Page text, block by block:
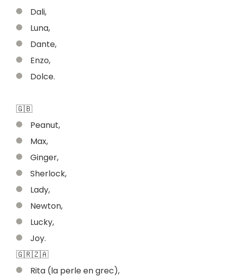
Dali,
Luna,
Dante,
Enzo,
Dolce.
🇬🇧
Peanut,
Max,
Ginger,
Sherlock,
Lady,
Newton,
Lucky,
Joy.
🇬🇷🇿🇦
Rita (la perle en grec),